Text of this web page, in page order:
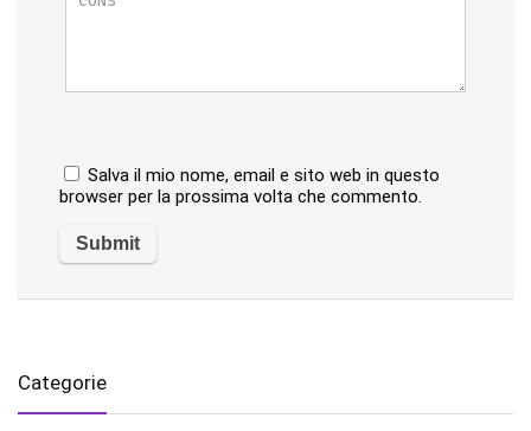
Salva il mio nome, email e sito web in questo
browser per la prossima volta che commento.
Categorie